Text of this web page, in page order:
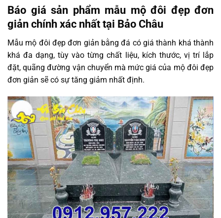
Báo giá sản phẩm mẫu mộ đôi đẹp đơn
giản chính xác nhất tại Bảo Châu
Mẫu mộ đôi đẹp đơn giản bằng đá có giá thành khá thành
khá đa dạng, tùy vào từng chất liệu, kích thước, vị trí lắp
đặt, quãng đường vận chuyển mà mức giá của mộ đôi đẹp
đơn giản sẽ có sự tăng giảm nhất định.